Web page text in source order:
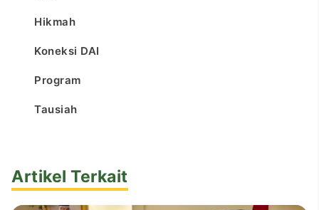
Hikmah
Koneksi DAI
Program
Tausiah
Artikel Terkait